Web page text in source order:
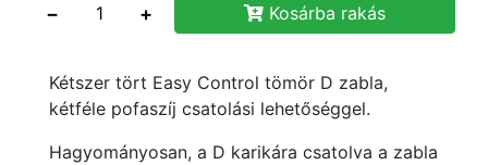
− + Kosárba rakás
Kétszer tört Easy Control tömör D zabla,
kétféle pofaszíj csatolási lehetőséggel.
Hagyományosan, a D karikára csatolva a zabla